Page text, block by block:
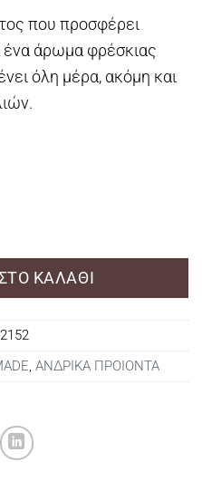
που προσφέρει
ένα άρωμα φρέσκιας
όλη μέρα, ακόμη και
ΚΑΛΆΘΙ
, ΑΝΔΡΙΚΑ ΠΡΟΙΟΝΤΑ